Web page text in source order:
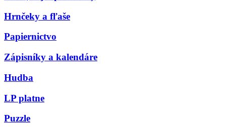
Hrnčeky a fľaše
Papiernictvo
Zápisníky a kalendáre
Hudba
LP platne
Puzzle